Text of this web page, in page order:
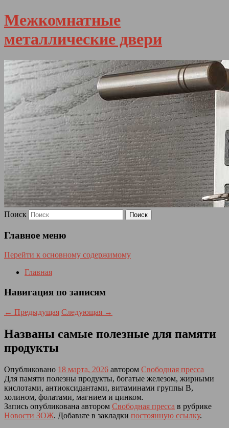
Межкомнатные
металлические двери
Поиск
Главное меню
Перейти к основному содержимому
Главная
Навигация по записям
← Предыдущая Следующая →
Названы самые полезные для памяти
продукты
Опубликовано 18 марта, 2026 автором Свободная пресса
Для памяти полезны продукты, богатые железом, жирными
кислотами, антиоксидантами, витаминами группы В,
холином, фолатами, магнием и цинком.
Запись опубликована автором Свободная пресса в рубрике
Новости ЗОЖ. Добавьте в закладки постоянную ссылку.